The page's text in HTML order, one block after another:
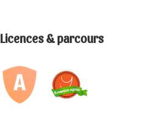
Licences & parcours